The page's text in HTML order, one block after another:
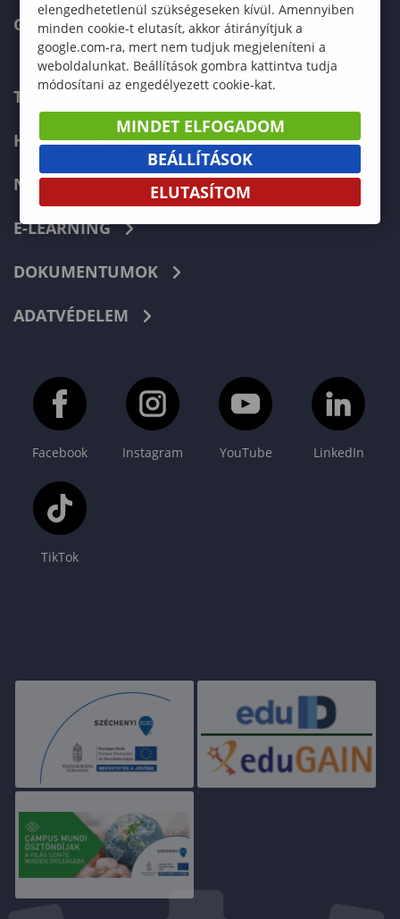
GREEN UNIVERSITY
TELEFONKÖNYV
HIBABEJELENTÉS
NEPTUN
E-LEARNING
DOKUMENTUMOK
ADATVÉDELEM
Facebook Instagram YouTube LinkedIn
TikTok
elengedhetetlenül szükségeseken kívül. Amennyiben
minden cookie-t elutasít, akkor átirányítjuk a
google.com-ra, mert nem tudjuk megjeleníteni a
weboldalunkat. Beállítások gombra kattintva tudja
módosítani az engedélyezett cookie-kat.
MINDET ELFOGADOM
BEÁLLÍTÁSOK
ELUTASÍTOM